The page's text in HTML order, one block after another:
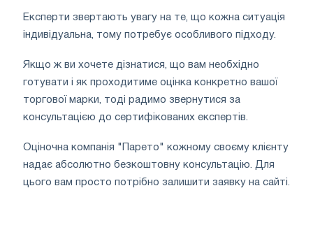
Експерти звертають увагу на те, що кожна ситуація
індивідуальна, тому потребує особливого підходу.
Якщо ж ви хочете дізнатися, що вам необхідно
готувати і як проходитиме оцінка конкретно вашої
торгової марки, тоді радимо звернутися за
консультацією до сертифікованих експертів.
Оціночна компанія "Парето" кожному своєму клієнту
надає абсолютно безкоштовну консультацію. Для
цього вам просто потрібно залишити заявку на сайті.